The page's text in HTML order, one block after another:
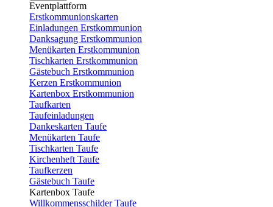
Eventplattform
Erstkommunionskarten
Einladungen Erstkommunion
Danksagung Erstkommunion
Menükarten Erstkommunion
Tischkarten Erstkommunion
Gästebuch Erstkommunion
Kerzen Erstkommunion
Kartenbox Erstkommunion
Taufkarten
Taufeinladungen
Dankeskarten Taufe
Menükarten Taufe
Tischkarten Taufe
Kirchenheft Taufe
Taufkerzen
Gästebuch Taufe
Kartenbox Taufe
Willkommensschilder Taufe